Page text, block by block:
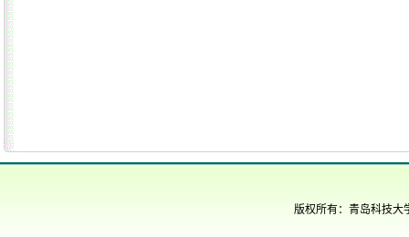
版权所有：青岛科技大